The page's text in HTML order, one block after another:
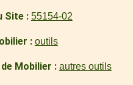
Site 55154-02
outils
Mobilier autres outils